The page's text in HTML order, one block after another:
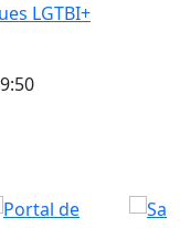
LGTBI+
els